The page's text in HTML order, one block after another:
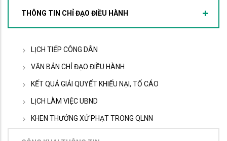
THÔNG TIN CHỈ ĐẠO ĐIỀU HÀNH
LỊCH TIẾP CÔNG DÂN
VĂN BẢN CHỈ ĐẠO ĐIỀU HÀNH
KẾT QUẢ GIẢI QUYẾT KHIẾU NẠI, TỐ CÁO
LỊCH LÀM VIỆC UBND
KHEN THƯỞNG XỬ PHẠT TRONG QLNN